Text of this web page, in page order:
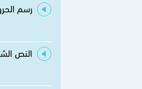
رسم
النص